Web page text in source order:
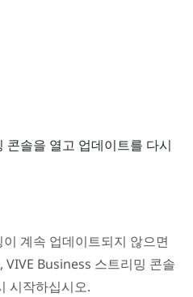
콘솔을 열고 업데이트를 다시
이 계속 업데이트되지 않으면
VIVE Business 스트리밍 콘솔
시작하십시오.